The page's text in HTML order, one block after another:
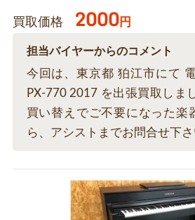
買取価格 2000円
担当バイヤーからのコメント
今回は、東京都 狛江市にて
PX-770 2017 を出張買取しま
買い替えでご不要になった楽
ら、アシストまでお問合せ下さ